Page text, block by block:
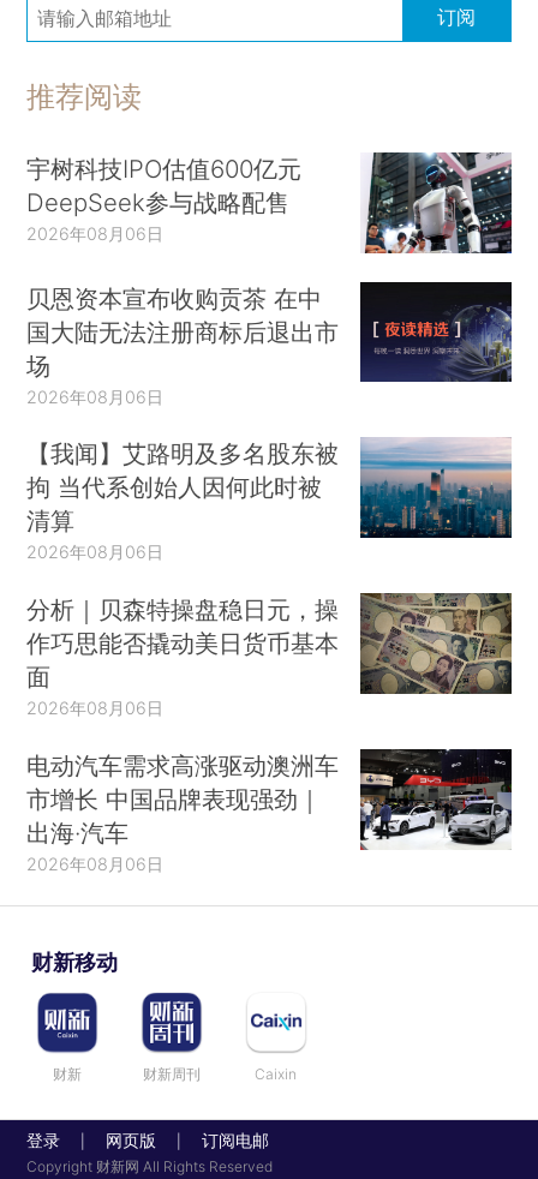
订阅
推荐阅读
宇树科技IPO估值600亿元
DeepSeek参与战略配售
2026年08月06日
贝恩资本宣布收购贡茶 在中
国大陆无法注册商标后退出市
场
2026年08月06日
【我闻】艾路明及多名股东被
拘 当代系创始人因何此时被
清算
2026年08月06日
分析｜贝森特操盘稳日元，操
作巧思能否撬动美日货币基本
面
2026年08月06日
电动汽车需求高涨驱动澳洲车
市增长 中国品牌表现强劲｜
出海·汽车
2026年08月06日
财新移动
财新 财新周刊 Caixin
登录 网页版 订阅电邮
Copyright 财新网 All Rights Reserved